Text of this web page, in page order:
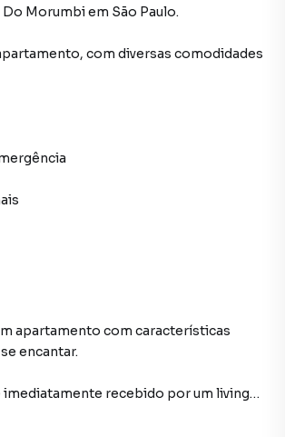
Do Morumbiem São Paulo.
, com diversas comodidades
apartamento com características
encantar.
imediatamente recebido por um living